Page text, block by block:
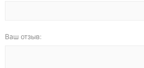
Ваш отзыв: